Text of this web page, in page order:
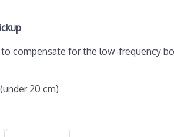
compensate for the low-frequency
20 cm)